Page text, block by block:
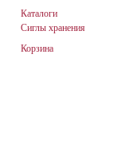
Каталоги
Сиглы хранения
Корзина